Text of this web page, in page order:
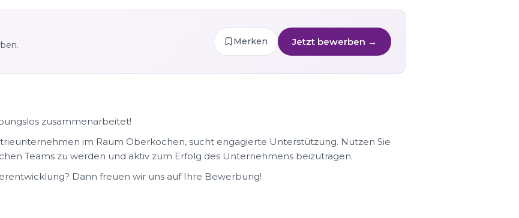
Merken Jetzt bewerben →
zusammenarbeitet!
im Raum Oberkochen, sucht engagierte Unterstützung. Nutzen Sie
Teams zu werden und aktiv zum Erfolg des Unternehmens beizutragen.
Dann freuen wir uns auf Ihre Bewerbung!